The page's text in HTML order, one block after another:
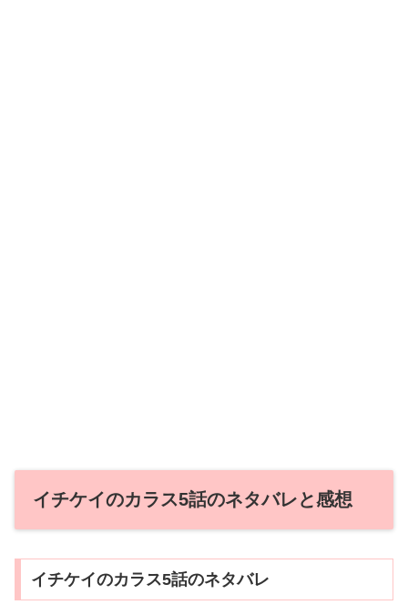
イチケイのカラス5話のネタバレと感想
イチケイのカラス5話のネタバレ